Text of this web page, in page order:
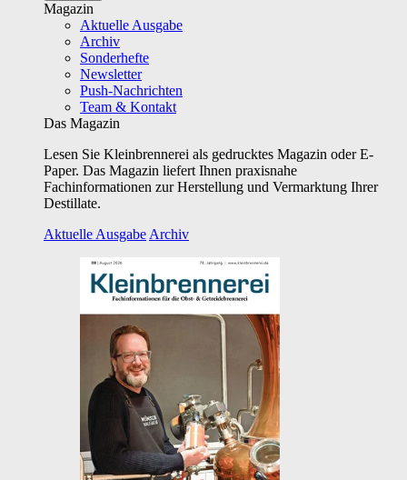
Magazin
Aktuelle Ausgabe
Archiv
Sonderhefte
Newsletter
Push-Nachrichten
Team & Kontakt
Das Magazin
Lesen Sie Kleinbrennerei als gedrucktes Magazin oder E-
Paper. Das Magazin liefert Ihnen praxisnahe
Fachinformationen zur Herstellung und Vermarktung Ihrer
Destillate.
Aktuelle Ausgabe Archiv